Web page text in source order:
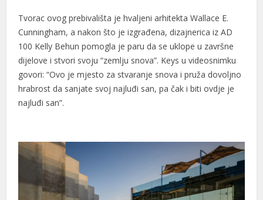
Tvorac ovog prebivališta je hvaljeni arhitekta Wallace E.
Cunningham, a nakon što je izgrađena, dizajnerica iz AD
100 Kelly Behun pomogla je paru da se uklope u završne
dijelove i stvori svoju “zemlju snova”. Keys u videosnimku
govori: “Ovo je mjesto za stvaranje snova i pruža dovoljno
hrabrost da sanjate svoj najluđi san, pa čak i biti ovdje je
najluđi san”.